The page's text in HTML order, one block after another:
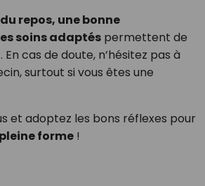
du repos, une bonne
soins adaptéspermettent de
cas de doute, n’hésitez pas à
surtout si vous êtes une
et adoptez les bons réflexes pour
forme!